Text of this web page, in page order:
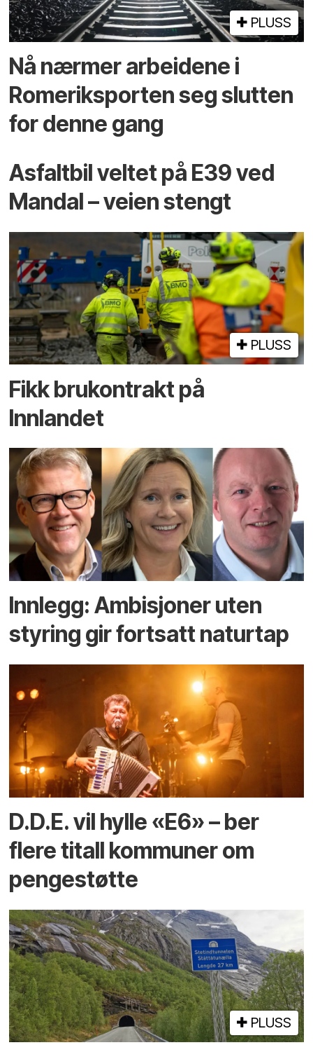
PLUSS
Nå nærmer arbeidene i
Romeriksporten seg slutten
for denne gang
Asfaltbil veltet på E39 ved
Mandal – veien stengt
PLUSS
Fikk brukontrakt på
Innlandet
Innlegg: Ambisjoner uten
styring gir fortsatt naturtap
D.D.E. vil hylle «E6» – ber
flere titall kommuner om
pengestøtte
PLUSS